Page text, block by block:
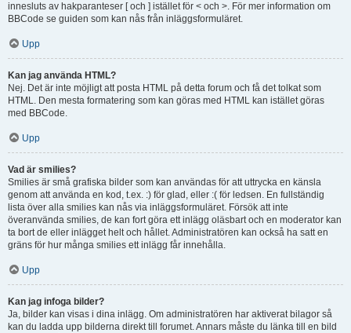
innesluts av hakparanteser [ och ] istället för < och >. För mer information om
BBCode se guiden som kan nås från inläggsformuläret.
Upp
Kan jag använda HTML?
Nej. Det är inte möjligt att posta HTML på detta forum och få det tolkat som
HTML. Den mesta formatering som kan göras med HTML kan istället göras
med BBCode.
Upp
Vad är smilies?
Smilies är små grafiska bilder som kan användas för att uttrycka en känsla
genom att använda en kod, t.ex. :) för glad, eller :( för ledsen. En fullständig
lista över alla smilies kan nås via inläggsformuläret. Försök att inte
överanvända smilies, de kan fort göra ett inlägg oläsbart och en moderator kan
ta bort de eller inlägget helt och hållet. Administratören kan också ha satt en
gräns för hur många smilies ett inlägg får innehålla.
Upp
Kan jag infoga bilder?
Ja, bilder kan visas i dina inlägg. Om administratören har aktiverat bilagor så
kan du ladda upp bilderna direkt till forumet. Annars måste du länka till en bild